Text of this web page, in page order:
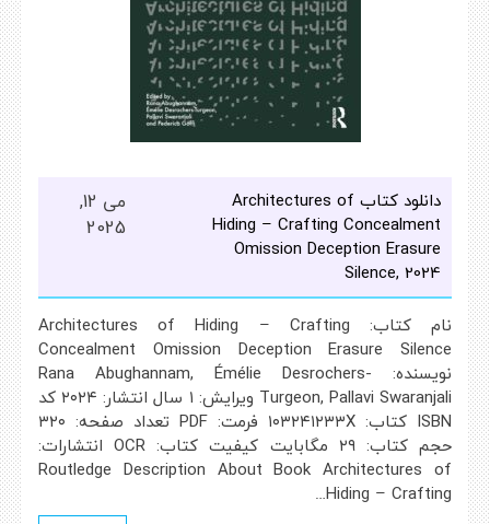
دانلود کتاب Architectures of
Hiding – Crafting Concealment
Omission Deception Erasure
Silence, 2024
می 12,
2025
نام کتاب: Architectures of Hiding – Crafting
Concealment Omission Deception Erasure Silence
نویسنده: Rana Abughannam, Émélie Desrochers-
Turgeon, Pallavi Swaranjali ویرایش: ۱ سال انتشار: ۲۰۲۴ کد
ISBN کتاب: ۱۰۳۲۴۱۲۳۳X فرمت: PDF تعداد صفحه: ۳۲۰
حجم کتاب: ۲۹ مگابایت کیفیت کتاب: OCR انتشارات:
Routledge Description About Book Architectures of
Hiding – Crafting…